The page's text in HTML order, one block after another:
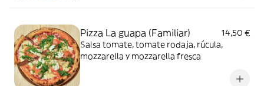
Pizza La guapa (Familiar)
14,50 €
Salsa tomate, tomate rodaja, rúcula,
mozzarella y mozzarella fresca